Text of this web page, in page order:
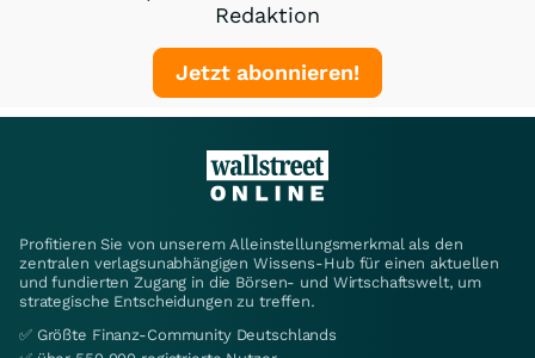
Redaktion
Jetzt abonnieren!
Profitieren Sie von unserem Alleinstellungsmerkmal als den
zentralen verlagsunabhängigen Wissens-Hub für einen aktuellen
und fundierten Zugang in die Börsen- und Wirtschaftswelt, um
strategische Entscheidungen zu treffen.
✅ Größte Finanz-Community Deutschlands